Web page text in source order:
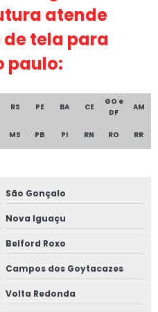
em sp
em são paulo
em sp
em são paulo
em sp
são paulo
extrusora
atende
tela para
paulo:
RS PE BA CE
GO e
DF
AM
MS PB PI RN RO RR
São Gonçalo
Nova Iguaçu
Belford Roxo
Campos dos Goytacazes
Volta Redonda